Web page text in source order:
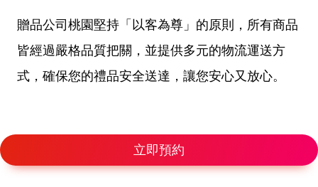
贈品公司桃園堅持「以客為尊」的原則，所有商品
皆經過嚴格品質把關，並提供多元的物流運送方
式，確保您的禮品安全送達，讓您安心又放心。
立即預約